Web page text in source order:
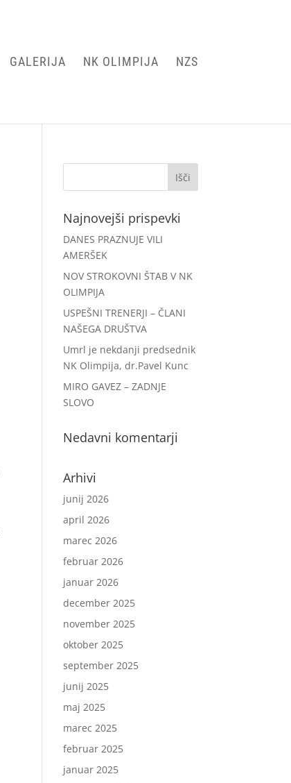
GALERIJA NK OLIMPIJA NZS
Najnovejši prispevki
DANES PRAZNUJE VILI
AMERŠEK
NOV STROKOVNI ŠTAB V NK
OLIMPIJA
USPEŠNI TRENERJI – ČLANI
NAŠEGA DRUŠTVA
Umrl je nekdanji predsednik
NK Olimpija, dr.Pavel Kunc
MIRO GAVEZ – ZADNJE
SLOVO
Nedavni komentarji
Arhivi
junij 2026
april 2026
marec 2026
februar 2026
januar 2026
december 2025
november 2025
oktober 2025
september 2025
junij 2025
maj 2025
marec 2025
februar 2025
januar 2025